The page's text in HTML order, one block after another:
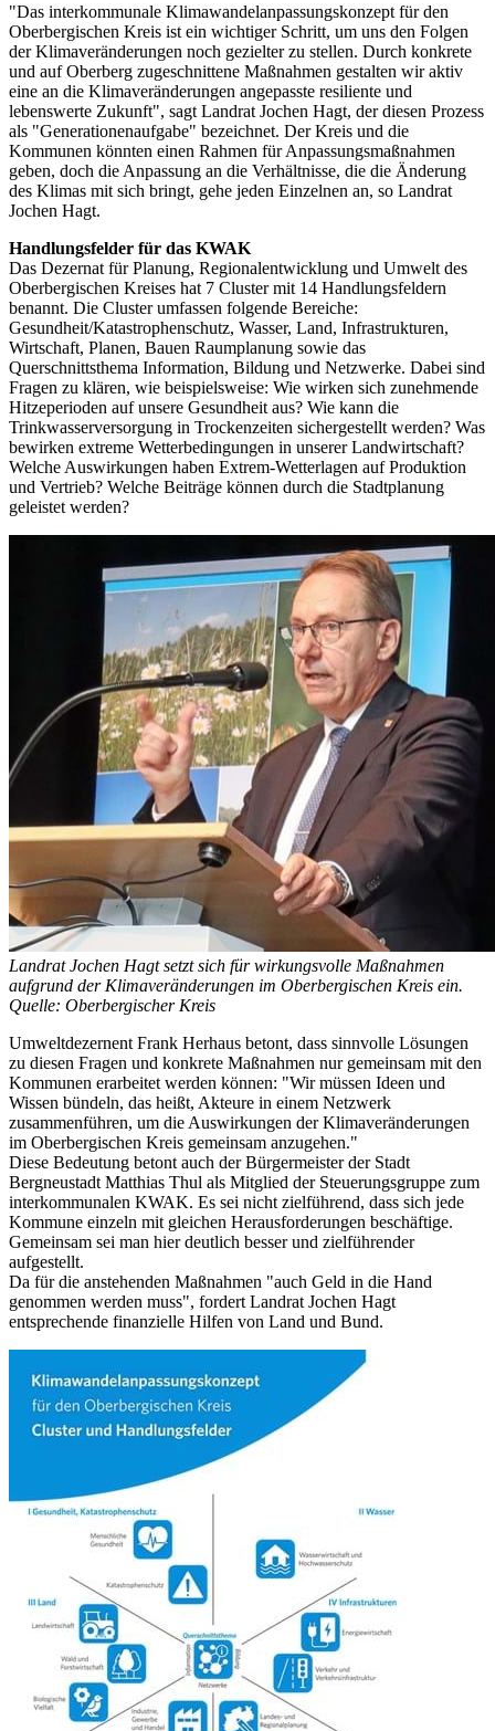
"Das interkommunale Klimawandelanpassungskonzept für den
Oberbergischen Kreis ist ein wichtiger Schritt, um uns den Folgen
der Klimaveränderungen noch gezielter zu stellen. Durch konkrete
und auf Oberberg zugeschnittene Maßnahmen gestalten wir aktiv
eine an die Klimaveränderungen angepasste resiliente und
lebenswerte Zukunft", sagt Landrat Jochen Hagt, der diesen Prozess
als "Generationenaufgabe" bezeichnet. Der Kreis und die
Kommunen könnten einen Rahmen für Anpassungsmaßnahmen
geben, doch die Anpassung an die Verhältnisse, die die Änderung
des Klimas mit sich bringt, gehe jeden Einzelnen an, so Landrat
Jochen Hagt.
Handlungsfelder für das KWAK
Das Dezernat für Planung, Regionalentwicklung und Umwelt des
Oberbergischen Kreises hat 7 Cluster mit 14 Handlungsfeldern
benannt. Die Cluster umfassen folgende Bereiche:
Gesundheit/Katastrophenschutz, Wasser, Land, Infrastrukturen,
Wirtschaft, Planen, Bauen Raumplanung sowie das
Querschnittsthema Information, Bildung und Netzwerke. Dabei sind
Fragen zu klären, wie beispielsweise: Wie wirken sich zunehmende
Hitzeperioden auf unsere Gesundheit aus? Wie kann die
Trinkwasserversorgung in Trockenzeiten sichergestellt werden? Was
bewirken extreme Wetterbedingungen in unserer Landwirtschaft?
Welche Auswirkungen haben Extrem-Wetterlagen auf Produktion
und Vertrieb? Welche Beiträge können durch die Stadtplanung
geleistet werden?
Landrat Jochen Hagt setzt sich für wirkungsvolle Maßnahmen
aufgrund der Klimaveränderungen im Oberbergischen Kreis ein.
Quelle: Oberbergischer Kreis
Umweltdezernent Frank Herhaus betont, dass sinnvolle Lösungen
zu diesen Fragen und konkrete Maßnahmen nur gemeinsam mit den
Kommunen erarbeitet werden können: "Wir müssen Ideen und
Wissen bündeln, das heißt, Akteure in einem Netzwerk
zusammenführen, um die Auswirkungen der Klimaveränderungen
im Oberbergischen Kreis gemeinsam anzugehen."
Diese Bedeutung betont auch der Bürgermeister der Stadt
Bergneustadt Matthias Thul als Mitglied der Steuerungsgruppe zum
interkommunalen KWAK. Es sei nicht zielführend, dass sich jede
Kommune einzeln mit gleichen Herausforderungen beschäftige.
Gemeinsam sei man hier deutlich besser und zielführender
aufgestellt.
Da für die anstehenden Maßnahmen "auch Geld in die Hand
genommen werden muss", fordert Landrat Jochen Hagt
entsprechende finanzielle Hilfen von Land und Bund.